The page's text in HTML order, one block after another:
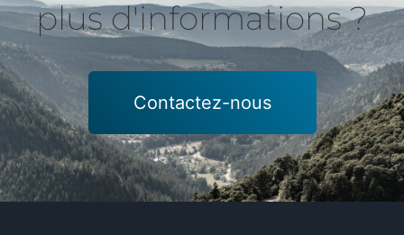
plus d'informations ?
Contactez-nous